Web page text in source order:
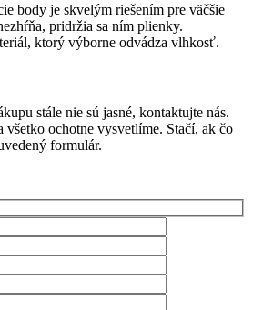
body je skvelým riešením pre väčšie
pridržia sa ním plienky.
ktorý výborne odvádza vlhkosť.
stále nie sú jasné, kontaktujte nás.
všetko ochotne vysvetlíme. Stačí, ak čo
formulár.